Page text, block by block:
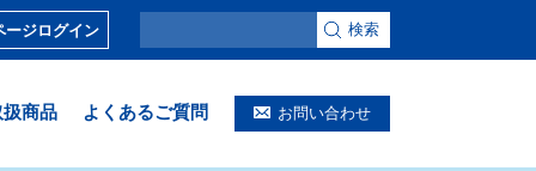
ージログイン 検索
扱商品 よくあるご質問 お問い合わせ